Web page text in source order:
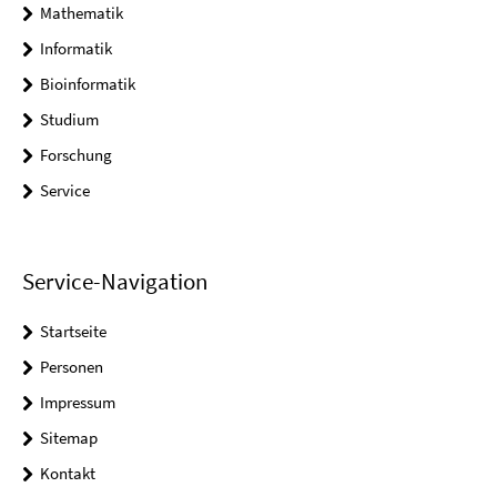
Mathematik
Informatik
Bioinformatik
Studium
Forschung
Service
Service-Navigation
Startseite
Personen
Impressum
Sitemap
Kontakt